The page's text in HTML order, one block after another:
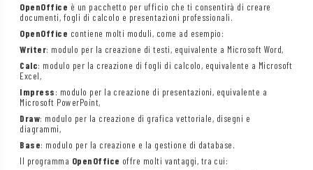
OpenOffice è un pacchetto per ufficio che ti consentirà di creare
documenti, fogli di calcolo e presentazioni professionali.
OpenOffice contiene molti moduli, come ad esempio:
Writer: modulo per la creazione di testi, equivalente a Microsoft Word,
Calc: modulo per la creazione di fogli di calcolo, equivalente a Microsoft
Excel,
Impress: modulo per la creazione di presentazioni, equivalente a
Microsoft PowerPoint,
Draw: modulo per la creazione di grafica vettoriale, disegni e
diagrammi,
Base: modulo per la creazione e la gestione di database.
Il programma OpenOffice offre molti vantaggi, tra cui: